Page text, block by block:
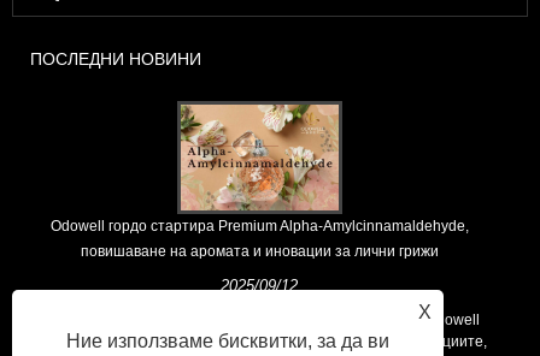
ПОСЛЕДНИ НОВИНИ
Odowell гордо стартира Premium Alpha-Amylcinnamaldehyde,
повишаване на аромата и иновации за лични грижи
2025/09/12
Като водещ глобален доставчик на ароматни суровини, Odowell
поддържа основна философия на „ориентирана към иновациите,
X
Ние използваме бисквитки, за да ви